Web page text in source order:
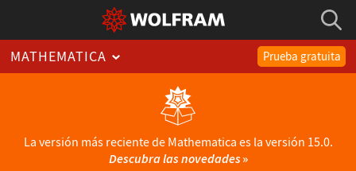
MATHEMATICA Prueba gratuita
La versión más reciente de Mathematica es la versión 15.0.
Descubra las novedades»